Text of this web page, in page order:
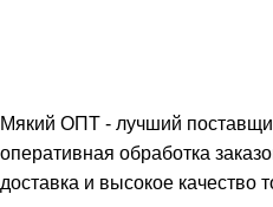
Мякий ОПТ - лучший
оперативная обработка
доставка и высокое качество